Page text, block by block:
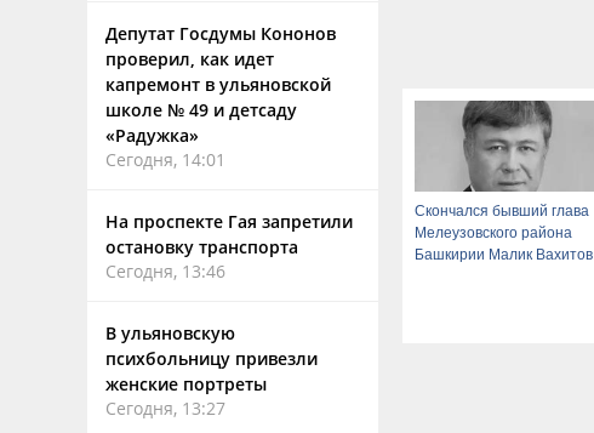
Депутат Госдумы Кононов
проверил, как идет
капремонт в ульяновской
школе № 49 и детсаду
«Радужка»
Сегодня, 14:01
На проспекте Гая запретили
остановку транспорта
Сегодня, 13:46
В ульяновскую
психбольницу привезли
женские портреты
Сегодня, 13:27
Скончался бывший глава
Мелеузовского района
Башкирии Малик Вахитов